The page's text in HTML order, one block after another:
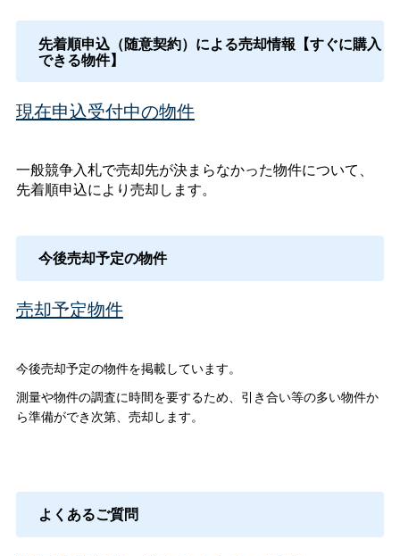
先着順申込（随意契約）による売却情報【すぐに購入
できる物件】
現在申込受付中の物件
一般競争入札で売却先が決まらなかった物件について、
先着順申込により売却します。
今後売却予定の物件
売却予定物件
今後売却予定の物件を掲載しています。
測量や物件の調査に時間を要するため、引き合い等の多い物件か
ら準備ができ次第、売却します。
よくあるご質問